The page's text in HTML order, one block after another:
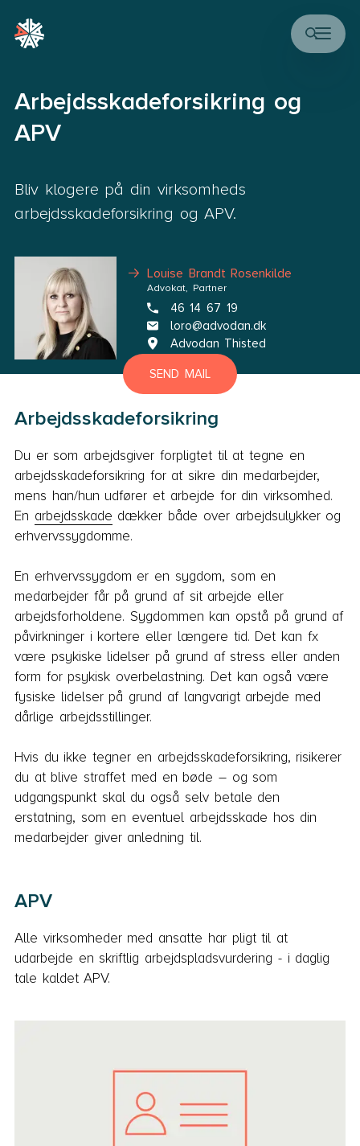
Arbejdsskadeforsikring og
APV
Bliv klogere på din virksomheds
arbejdsskadeforsikring og APV.
Louise Brandt Rosenkilde
Advokat, Partner
46 14 67 19
loro@advodan.dk
Advodan Thisted
SEND MAIL
Arbejdsskadeforsikring
Du er som arbejdsgiver forpligtet til at tegne en
arbejdsskadeforsikring for at sikre din medarbejder,
mens han/hun udfører et arbejde for din virksomhed.
En arbejdsskade dækker både over arbejdsulykker og
erhvervssygdomme.
En erhvervssygdom er en sygdom, som en
medarbejder får på grund af sit arbejde eller
arbejdsforholdene. Sygdommen kan opstå på grund af
påvirkninger i kortere eller længere tid. Det kan fx
være psykiske lidelser på grund af stress eller anden
form for psykisk overbelastning. Det kan også være
fysiske lidelser på grund af langvarigt arbejde med
dårlige arbejdsstillinger.
Hvis du ikke tegner en arbejdsskadeforsikring, risikerer
du at blive straffet med en bøde – og som
udgangspunkt skal du også selv betale den
erstatning, som en eventuel arbejdsskade hos din
medarbejder giver anledning til.
APV
Alle virksomheder med ansatte har pligt til at
udarbejde en skriftlig arbejdspladsvurdering - i daglig
tale kaldet APV.